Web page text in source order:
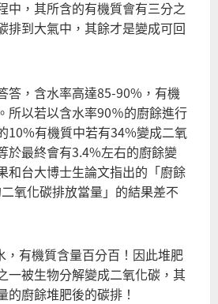
中，其所含的有機質會有三分之
排到大氣中，其餘才是變成可回
答，含水率高達85-90%，有機
所以若以含水率90％的廚餘進行
10%有機質中若有34%變成二氧
於最終會有3.4%左右的廚餘變
和台大博士生論文指出的「廚餘
氧化碳排放當量」的結果差不
，有機質含量百分百！因此堆肥
一被生物分解變成二氧化碳，其
的廚餘堆肥後的碳排！